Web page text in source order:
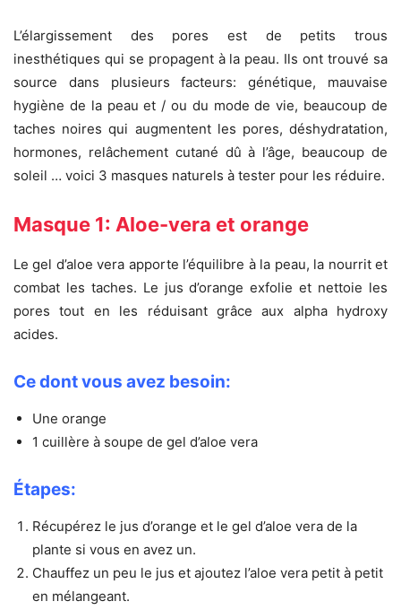
L’élargissement des pores est de petits trous
inesthétiques qui se propagent à la peau. Ils ont trouvé sa
source dans plusieurs facteurs: génétique, mauvaise
hygiène de la peau et / ou du mode de vie, beaucoup de
taches noires qui augmentent les pores, déshydratation,
hormones, relâchement cutané dû à l’âge, beaucoup de
soleil … voici 3 masques naturels à tester pour les réduire.
Masque 1: Aloe-vera et orange
Le gel d’aloe vera apporte l’équilibre à la peau, la nourrit et
combat les taches. Le jus d’orange exfolie et nettoie les
pores tout en les réduisant grâce aux alpha hydroxy
acides.
Ce dont vous avez besoin:
Une orange
1 cuillère à soupe de gel d’aloe vera
Étapes:
Récupérez le jus d’orange et le gel d’aloe vera de la
plante si vous en avez un.
Chauffez un peu le jus et ajoutez l’aloe vera petit à petit
en mélangeant.